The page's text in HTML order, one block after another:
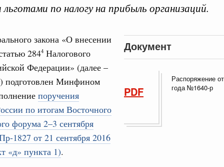
по налогу на прибыль организаций.
Документ
PDF
Распоряжение
года №1640-р
закона «О внесении
2844 Налогового
Федерации» (далее –
подготовлен Минфином
поручения
по итогам Восточного
форума 2–3 сентября
1827 от 21 сентября 2016
«д» пункта 1).
11 июня 2026 года
мая, суббота
28 мая 2026 года
мая, суббота
21 мая 2026 года
мая, суббота
10
17
24
31
Для